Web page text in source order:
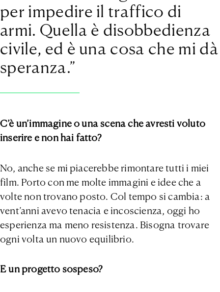
per impedire il traffico di
armi. Quella è disobbedienza
civile, ed è una cosa che mi dà
speranza.”
C’è un’immagine o una scena che avresti voluto
inserire e non hai fatto?
No, anche se mi piacerebbe rimontare tutti i miei
film. Porto con me molte immagini e idee che a
volte non trovano posto. Col tempo si cambia: a
vent’anni avevo tenacia e incoscienza, oggi ho
esperienza ma meno resistenza. Bisogna trovare
ogni volta un nuovo equilibrio.
E un progetto sospeso?